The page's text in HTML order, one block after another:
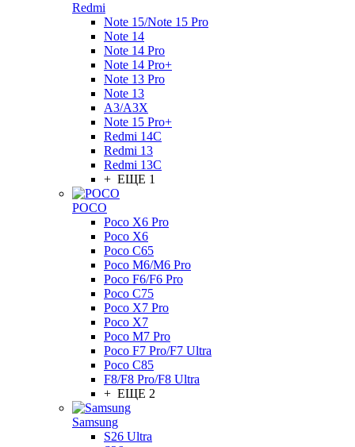
Redmi
Note 15/Note 15 Pro
Note 14
Note 14 Pro
Note 14 Pro+
Note 13 Pro
Note 13
A3/A3X
Note 15 Pro+
Redmi 14C
Redmi 13
Redmi 13C
+ ЕЩЕ 1
POCO
Poco X6 Pro
Poco X6
Poco C65
Poco M6/M6 Pro
Poco F6/F6 Pro
Poco C75
Poco X7 Pro
Poco X7
Poco M7 Pro
Poco F7 Pro/F7 Ultra
Poco C85
F8/F8 Pro/F8 Ultra
+ ЕЩЕ 2
Samsung
S26 Ultra